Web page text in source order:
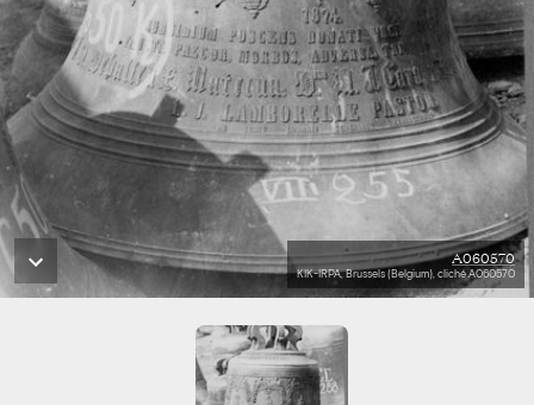
A060570
KIK-IRPA, Brussels (Belgium), cliché A060570